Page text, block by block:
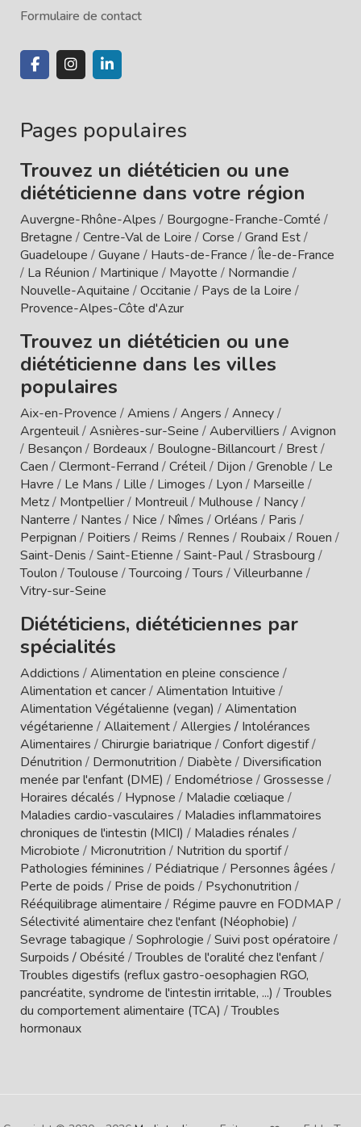
Formulaire de contact
Pages populaires
Trouvez un diététicien ou une
diététicienne dans votre région
Auvergne-Rhône-Alpes / Bourgogne-Franche-Comté /
Bretagne /Centre-Val de Loire /Corse /Grand Est/
Guadeloupe /Guyane / Hauts-de-France /Île-de-France
/ La Réunion / Martinique / Mayotte / Normandie /
Nouvelle-Aquitaine /Occitanie / Pays de la Loire /
Provence-Alpes-Côte d'Azur
Trouvez un diététicien ou une
diététicienne dans les villes
populaires
Aix-en-Provence /Amiens /Angers /Annecy/
Argenteuil/Asnières-sur-Seine /Aubervilliers /Avignon
/ Besançon / Bordeaux/ Boulogne-Billancourt/ Brest/
Caen /Clermont-Ferrand /Créteil/ Dijon /Grenoble / Le
Havre / Le Mans / Lille / Limoges / Lyon / Marseille /
Metz/ Montpellier/ Montreuil/ Mulhouse / Nancy/
Nanterre / Nantes / Nice / Nîmes /Orléans / Paris /
Perpignan / Poitiers / Reims / Rennes / Roubaix/ Rouen /
Saint-Denis /Saint-Etienne /Saint-Paul/Strasbourg /
Toulon /Toulouse /Tourcoing /Tours /Villeurbanne /
Vitry-sur-Seine
Diététiciens, diététiciennes par
spécialités
Addictions /Alimentation en pleine conscience /
Alimentation et cancer/Alimentation Intuitive /
Alimentation Végétalienne (vegan) /Alimentation
végétarienne /Allaitement/Allergies / Intolérances
Alimentaires /Chirurgie bariatrique /Confort digestif/
Dénutrition / Dermonutrition / Diabète / Diversification
menée par l'enfant (DME) / Endométriose /Grossesse /
Horaires décalés / Hypnose / Maladie cœliaque /
Maladies cardio-vasculaires / Maladies inflammatoires
chroniques de l'intestin (MICI) / Maladies rénales /
Microbiote / Micronutrition / Nutrition du sportif/
Pathologies féminines / Pédiatrique / Personnes âgées /
Perte de poids / Prise de poids / Psychonutrition /
Rééquilibrage alimentaire / Régime pauvre en FODMAP /
Sélectivité alimentaire chez l'enfant (Néophobie) /
Sevrage tabagique /Sophrologie /Suivi post opératoire /
Surpoids / Obésité /Troubles de l'oralité chez l'enfant/
Troubles digestifs (reflux gastro-oesophagien RGO,
pancréatite, syndrome de l'intestin irritable, ...) /Troubles
du comportement alimentaire (TCA) /Troubles
hormonaux